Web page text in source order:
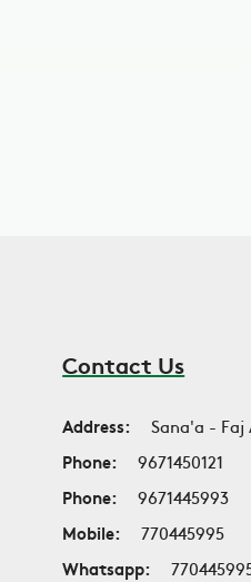
Contact Us
Address:
Sana'a - Faj
Phone:
9671450121
Phone:
9671445993
Mobile:
770445995
Whatsapp: